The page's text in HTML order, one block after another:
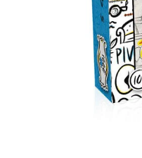
Jocuri cooperative
Jocuri de societate in limba